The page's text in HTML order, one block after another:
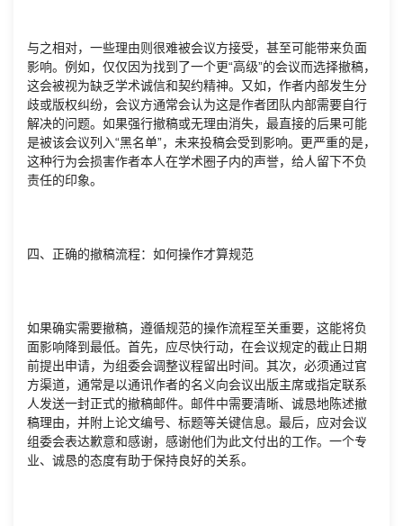
与之相对，一些理由则很难被会议方接受，甚至可能带来负面
影响。例如，仅仅因为找到了一个更“高级”的会议而选择撤稿，
这会被视为缺乏学术诚信和契约精神。又如，作者内部发生分
歧或版权纠纷，会议方通常会认为这是作者团队内部需要自行
解决的问题。如果强行撤稿或无理由消失，最直接的后果可能
是被该会议列入“黑名单”，未来投稿会受到影响。更严重的是，
这种行为会损害作者本人在学术圈子内的声誉，给人留下不负
责任的印象。
四、正确的撤稿流程：如何操作才算规范
如果确实需要撤稿，遵循规范的操作流程至关重要，这能将负
面影响降到最低。首先，应尽快行动，在会议规定的截止日期
前提出申请，为组委会调整议程留出时间。其次，必须通过官
方渠道，通常是以通讯作者的名义向会议出版主席或指定联系
人发送一封正式的撤稿邮件。邮件中需要清晰、诚恳地陈述撤
稿理由，并附上论文编号、标题等关键信息。最后，应对会议
组委会表达歉意和感谢，感谢他们为此文付出的工作。一个专
业、诚恳的态度有助于保持良好的关系。